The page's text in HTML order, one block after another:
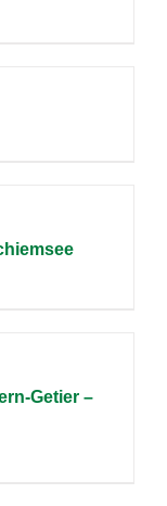
Getier –